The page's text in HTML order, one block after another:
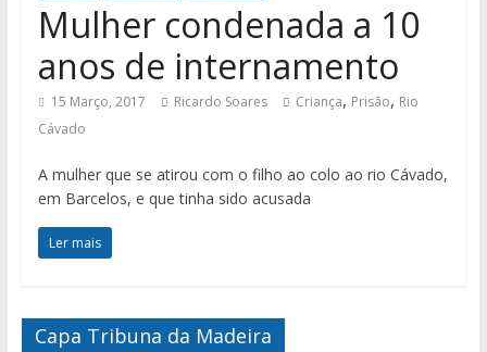
Mulher condenada a 10
anos de internamento
15 Março, 2017 Ricardo Soares Criança, Prisão, Rio
Cávado
A mulher que se atirou com o filho ao colo ao rio Cávado,
em Barcelos, e que tinha sido acusada
Ler mais
Capa Tribuna da Madeira